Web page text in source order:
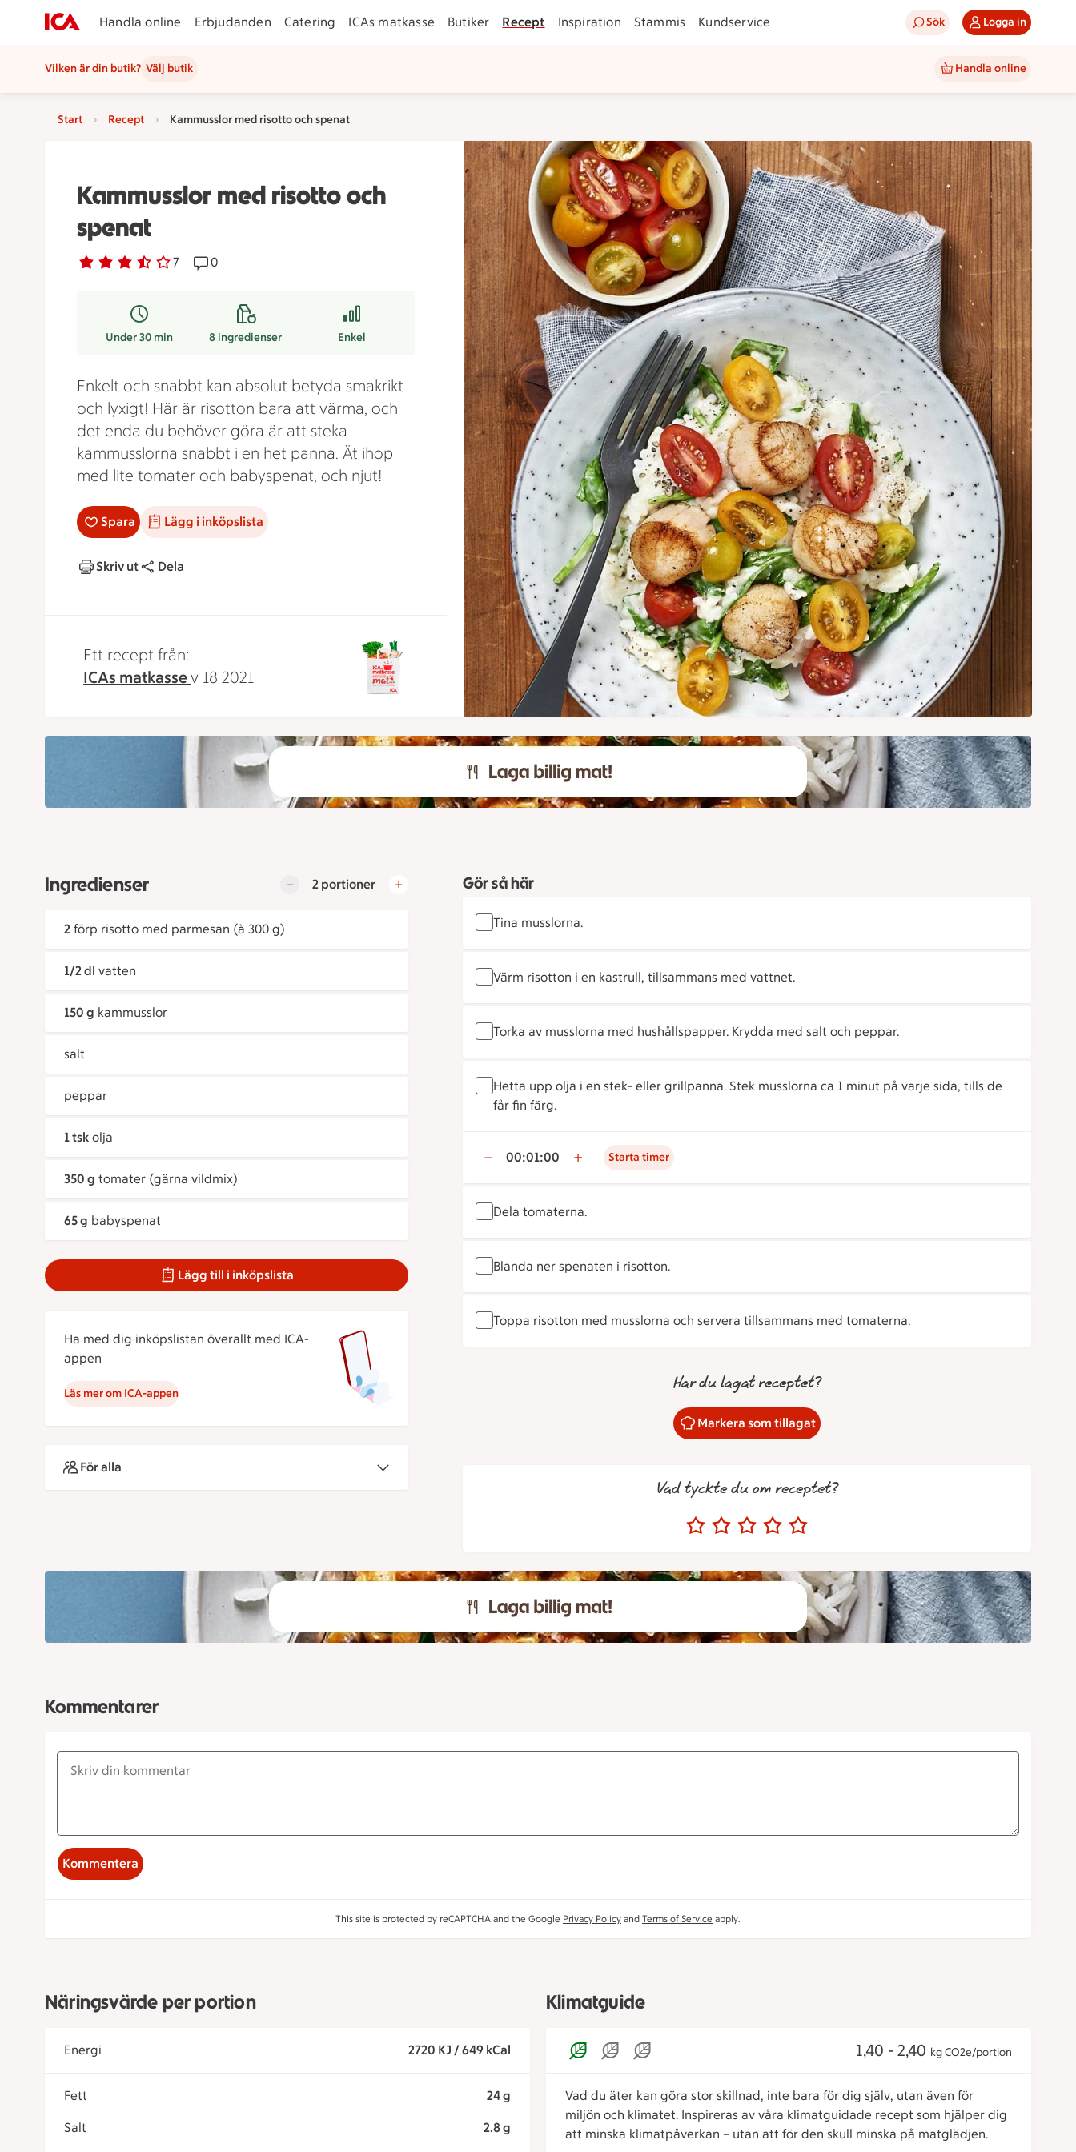
Handla online Erbjudanden Catering ICAs matkasse Butiker Recept Inspiration Stammis Kundservice Sök Logga in
Vilken är din butik? Välj butik Handla online
Start Recept Kammusslor med risotto och spenat
Kammusslor med risotto och
spenat
Betyg 3.3 av 5. 7
7 personer har röstatReceptet har 0 kommentarer
0
Under 30 min 8ingredienser Enkel
Enkelt och snabbt kan absolut betyda smakrikt
och lyxigt! Här är risotton bara att värma, och
det enda du behöver göra är att steka
kammusslorna snabbt i en het panna. Ät ihop
med lite tomater och babyspenat, och njut!
Spara Lägg i inköpslista
Skriv ut Dela
Ett recept från:
ICAs matkassev 18 2021
Ingredienser 2 portioner
2 förp risotto med parmesan (à 300 g)
1/2 dl vatten
150 g kammusslor
salt
peppar
1 tsk olja
350 g tomater (gärna vildmix)
65 g babyspenat
Lägg till i inköpslista
Ha med dig inköpslistan överallt med ICA-
appen
Läs mer om ICA-appen
För alla
Gör så här
Tina musslorna.
Värm risotton i en kastrull, tillsammans med vattnet.
Torka av musslorna med hushållspapper. Krydda med salt och peppar.
Hetta upp olja i en stek- eller grillpanna. Stek musslorna ca 1 minut på varje sida, tills de
får fin färg.
00:01:00 Starta timer
Dela tomaterna.
Blanda ner spenaten i risotton.
Toppa risotton med musslorna och servera tillsammans med tomaterna.
Har du lagat receptet?
Markera som tillagat
Vad tyckte du om receptet?
Kommentarer
Kommentera
This site is protected by reCAPTCHA and the Google Privacy Policy and Terms of Service apply.
Näringsvärde per portion
Energi 2720 KJ / 649 kCal
Fett 24 g
Salt 2.8 g
Klimatguide
1,40 - 2,40 kg CO2e/portion
Vad du äter kan göra stor skillnad, inte bara för dig själv, utan även för
miljön och klimatet. Inspireras av våra klimatguidade recept som hjälper dig
att minska klimatpåverkan – utan att för den skull minska på matglädjen.